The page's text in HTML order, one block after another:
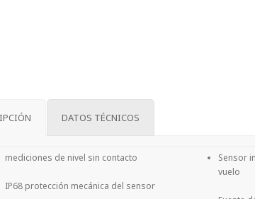
DATOS TÉCNICOS
mediciones de nivel sin contacto
IP68 protección mecánica del sensor
Sensor
vuelo